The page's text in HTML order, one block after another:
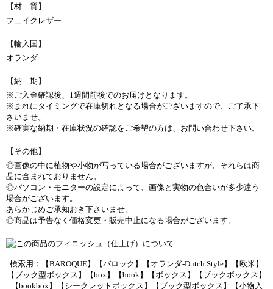
【材 質】
フェイクレザー
【輸入国】
オランダ
【納 期】
※ご入金確認後、1週間前後でのお届けとなります。
※まれにタイミングで在庫切れとなる場合がございますので、ご了承下
さいませ。
※確実な納期・在庫状況の確認をご希望の方は、お問い合わせ下さい。
【その他】
◎画像の中に植物や小物が写っている場合がございますが、それらは商
品に含まれておりません。
◎パソコン・モニターの設定によって、画像と実物の色合いが多少違う
場合がございます。
あらかじめご承知おき下さいませ。
◎商品は予告なく価格変更・販売中止になる場合がございます。
検索用：【BAROQUE】【バロック】【オランダ-Dutch Style】【欧米】
【ブック型ボックス】【box】【book】【ボックス】【ブックボックス】
【bookbox】【シークレットボックス】【ブック型ボックス】【小物入